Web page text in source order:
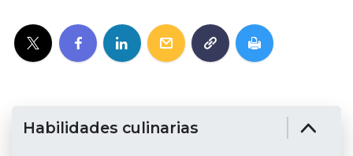
Habilidades culinarias